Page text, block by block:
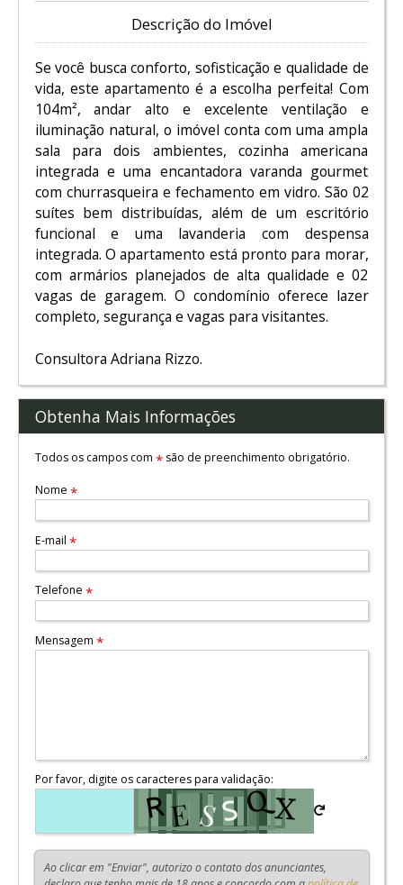
Descrição do Imóvel
Se você busca conforto, sofisticação e qualidade de
vida, este apartamento é a escolha perfeita! Com
104m², andar alto e excelente ventilação e
iluminação natural, o imóvel conta com uma ampla
sala para dois ambientes, cozinha americana
integrada e uma encantadora varanda gourmet
com churrasqueira e fechamento em vidro. São 02
suítes bem distribuídas, além de um escritório
funcional e uma lavanderia com despensa
integrada. O apartamento está pronto para morar,
com armários planejados de alta qualidade e 02
vagas de garagem. O condomínio oferece lazer
completo, segurança e vagas para visitantes.
Consultora Adriana Rizzo.
Obtenha Mais Informações
Todos os campos com *são de preenchimento obrigatório.
Nome *
E-mail *
Telefone *
Mensagem *
Por favor, digite os caracteres para validação:
Ao clicar em "Enviar", autorizo o contato dos anunciantes,